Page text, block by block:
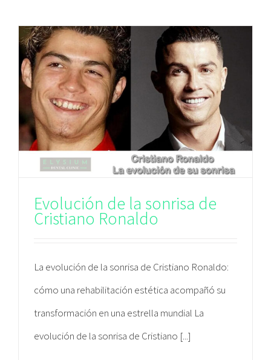
Evolución de la sonrisa de
Cristiano Ronaldo
La evolución de la sonrisa de Cristiano Ronaldo:
cómo una rehabilitación estética acompañó su
transformación en una estrella mundial La
evolución de la sonrisa de Cristiano [...]